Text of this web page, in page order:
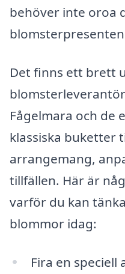
behöver inte oroa
Det finns ett brett
Fågelmara och de
klassiska buketter
arrangemang,
tillfällen. Här är
varför du kan
blommor idag:
Fira en speciell